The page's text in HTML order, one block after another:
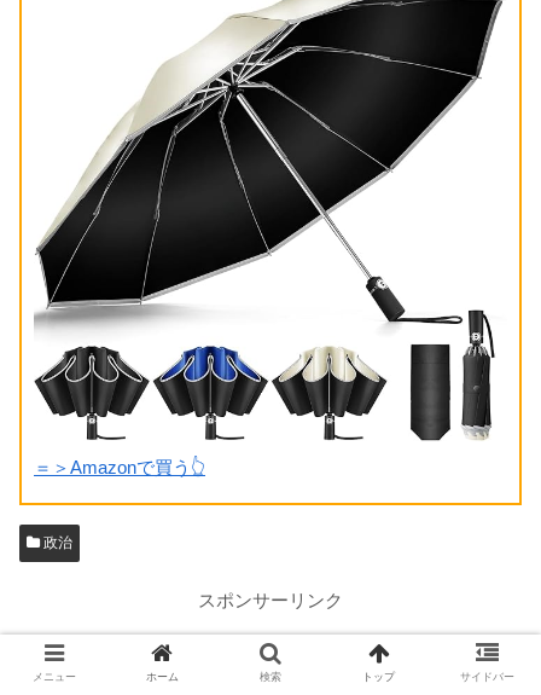
＝＞Amazonで買う👆
政治
スポンサーリンク
メニュー ホーム 検索 トップ サイドバー